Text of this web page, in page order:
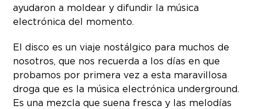
ayudaron a moldear y difundir la música
electrónica del momento.
El disco es un viaje nostálgico para muchos de
nosotros, que nos recuerda a los días en que
probamos por primera vez a esta maravillosa
droga que es la música electrónica underground.
Es una mezcla que suena fresca y las melodías